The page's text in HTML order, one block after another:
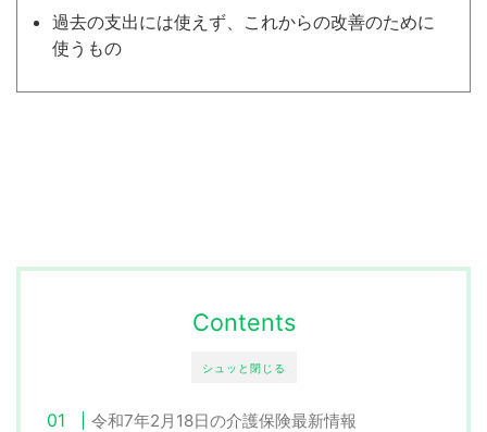
過去の支出には使えず、これからの改善のために
使うもの
シュッと閉じる
Contents
令和7年2月18日の介護保険最新情報